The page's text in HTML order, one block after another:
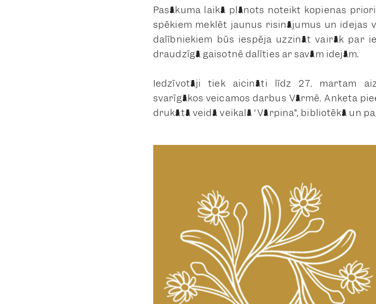
Pasākuma laikā plānots noteikt kopienas
spēkiem meklēt jaunus risinājumus un idejas
dalībniekiem būs iespēja uzzināt vairāk par
draudzīgā gaisotnē dalīties ar savām idejām.
Iedzīvotāji tiek aicināti līdz 27. martam
svarīgākos veicamos darbus Vārmē. Anketa
drukātā veidā veikalā “Vārpiņa”, bibliotēkā un